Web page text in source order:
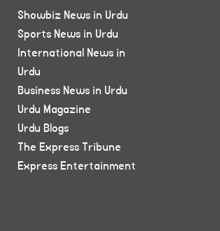
Showbiz News in Urdu
Sports News in Urdu
International News in
Urdu
Business News in Urdu
Urdu Magazine
Urdu Blogs
The Express Tribune
Express Entertainment